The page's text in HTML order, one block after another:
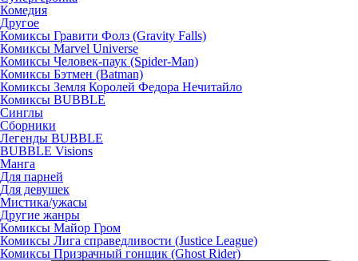
Комедия
Другое
Комиксы Гравити Фолз (Gravity Falls)
Комиксы Marvel Universe
Комиксы Человек-паук (Spider-Man)
Комиксы Бэтмен (Batman)
Комиксы Земля Королей Федора Нечитайло
Комиксы BUBBLE
Синглы
Сборники
Легенды BUBBLE
BUBBLE Visions
Манга
Для парней
Для девушек
Мистика/ужасы
Другие жанры
Комиксы Майор Гром
Комиксы Лига справедливости (Justice League)
Комиксы Призрачный гонщик (Ghost Rider)